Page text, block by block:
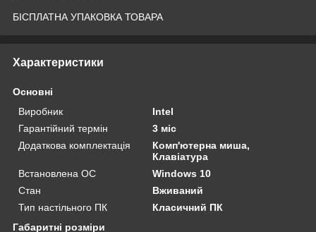
БІСПЛАТНА УПАКОВКА ТОВАРА
Характеристики
Основні
Виробник
Intel
Гарантійний термін
3 міс
Додаткова комплектація
Комп'ютерна миша,
Клавіатура
Встановлена ОС
Windows 10
Стан
Вживаний
Тип настільного ПК
Класичний ПК
Габаритні розміри